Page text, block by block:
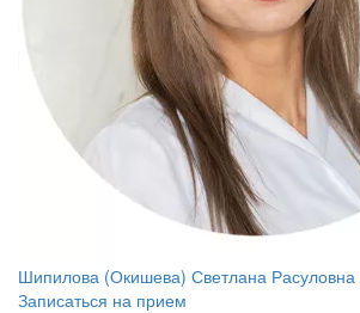
Шипилова (Окишева) Светлана Расуловна
Записаться на прием